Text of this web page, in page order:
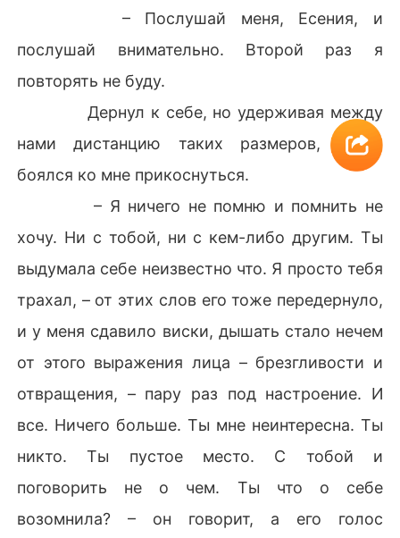
– Послушай меня, Есения, и
послушай внимательно. Второй раз я
повторять не буду.
Дернул к себе, но удерживая между
нами дистанцию таких размеров, будто
боялся ко мне прикоснуться.
– Я ничего не помню и помнить не
хочу. Ни с тобой, ни с кем-либо другим. Ты
выдумала себе неизвестно что. Я просто тебя
трахал, – от этих слов его тоже передернуло,
и у меня сдавило виски, дышать стало нечем
от этого выражения лица – брезгливости и
отвращения, – пару раз под настроение. И
все. Ничего больше. Ты мне неинтересна. Ты
никто. Ты пустое место. С тобой и
поговорить не о чем. Ты что о себе
возомнила? – он говорит, а его голос